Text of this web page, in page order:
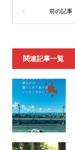
関連記事一覧